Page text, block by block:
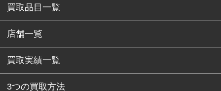
買取品目一覧
店舗一覧
買取実績一覧
3つの買取方法